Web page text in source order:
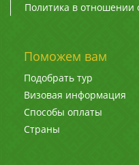
Политика в отношении
Поможем вам
Подобрать тур
Визовая информация
Способы оплаты
Страны